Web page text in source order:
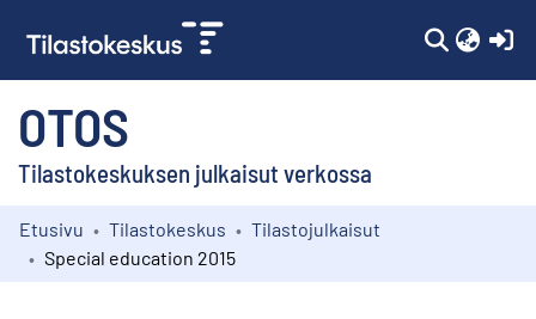
OTOS
Tilastokeskuksen julkaisut verkossa
Kokoelmat
Etusivu Tilastokeskus
Tilastojulkaisut
Special education 2015